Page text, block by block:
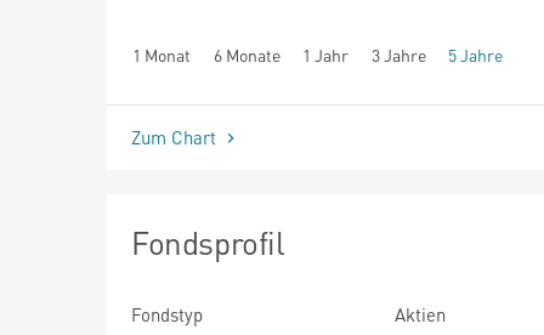
1 Monat 6 Monate 1 Jahr 3 Jahre 5 Jahre
seit Beginn
Zum Chart
Fondsprofil
Fondstyp
Aktien